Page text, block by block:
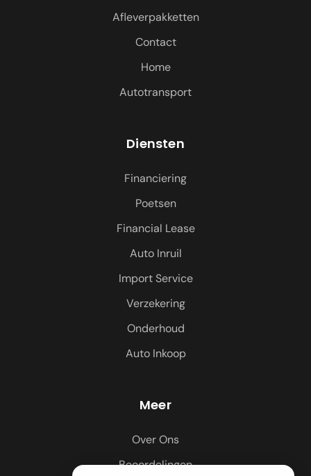
Afleverpakketten
Contact
Home
Autotransport
Diensten
Financiering
Poetsen
Financial Lease
Auto Inruil
Import Service
Verzekering
Onderhoud
Auto Inkoop
Meer
Over Ons
Beoordelingen